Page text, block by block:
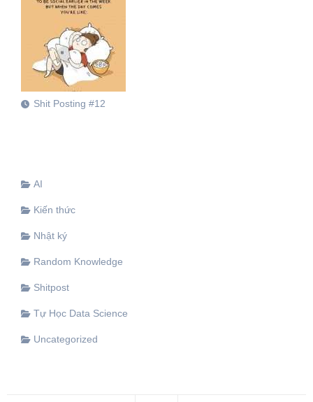
Shit Posting #12
AI
Kiến thức
Nhật ký
Random Knowledge
Shitpost
Tự Học Data Science
Uncategorized